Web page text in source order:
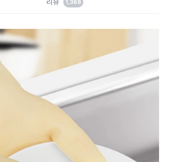
리뷰 1,368